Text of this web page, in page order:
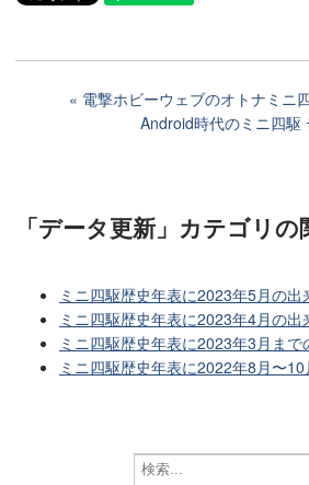
電撃ホビーウェブのオトナミニ
Android時代のミニ四駆
「データ更新」カテゴリの
ミニ四駆歴史年表に2023年5月の出
ミニ四駆歴史年表に2023年4月の出
ミニ四駆歴史年表に2023年3月まで
ミニ四駆歴史年表に2022年8月〜